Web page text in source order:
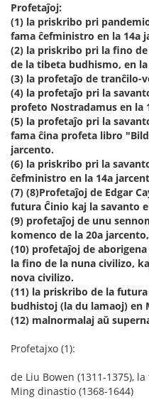
Profetaĵoj:
(1) la priskribo pri
fama ĉefministro en la 14a
(2) la priskribo pri la fino
de la tibeta budhismo, en
(3) la profetaĵo de tranĉilo-
(4) la profetaĵo pri la
profeto Nostradamus en la
(5) la profetaĵo pri la
fama ĉina profeta libro
jarcento.
(6) la priskribo pri la
ĉefministro en la 14a
(7) (8)Profetaĵoj de Edgar
futura Ĉinio kaj la savanto
(9) profetaĵoj de unu
komenco de la 20a
(10) profetaĵoj de
la fino de la nuna civilizo,
nova civilizo.
(11) la priskribo de la
budhistoj (la du lamaoj) en
(12) malnormalaj aŭ
Profetajxo (1):
de Liu Bowen (1311-1375),
Ming dinastio (1368-1644)